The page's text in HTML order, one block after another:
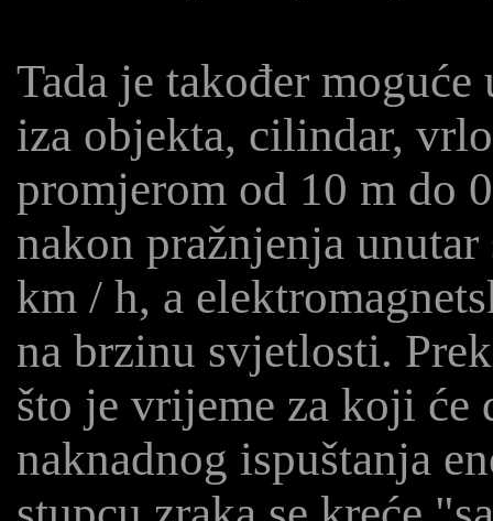
Tada je također
iza objekta, cilindar,
promjerom od 10 m do
nakon pražnjenja
km / h, a
na brzinu svjetlosti.
što je vrijeme za koji
naknadnog ispuštanja